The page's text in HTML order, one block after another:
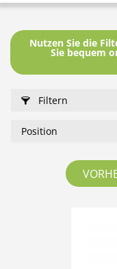
Nutzen Sie die
Sie bequem
Filtern